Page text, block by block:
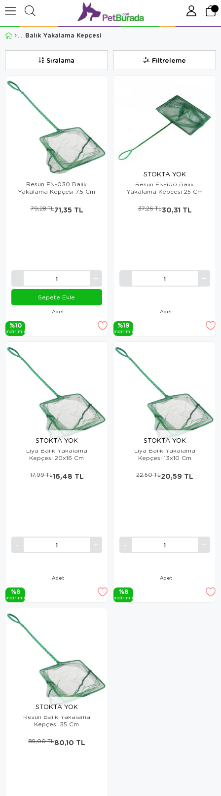
Balık Yakalama Kepçesi
Filtreleme
Sıralama
Resun FN-030 Balık
Yakalama Kepçesi 7,5 Cm
Adet
71,35 TL
79,28 TL
Sepete Ekle
%10
i̇ndi̇ri̇mli̇
STOKTA YOK
Resun FN-100 Balık
Yakalama Kepçesi 25 Cm
Adet
30,31 TL
37,26 TL
%19
i̇ndi̇ri̇mli̇
STOKTA YOK
Liya Balık Yakalama
Kepçesi 20x16 Cm
Adet
16,48 TL
17,99 TL
%8
i̇ndi̇ri̇mli̇
STOKTA YOK
Liya Balık Yakalama
Kepçesi 13x10 Cm
Adet
20,59 TL
22,50 TL
%8
i̇ndi̇ri̇mli̇
STOKTA YOK
Resun Balık Yakalama
Kepçesi 35 Cm
80,10 TL
89,00 TL